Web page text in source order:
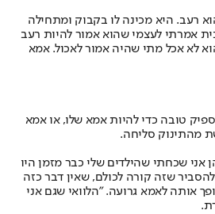
רעב. היא מכינה לו בקבוק ומתחילה
אמרתי לעצמי שהוא אמור להיות רעב
לא אכל מתי שהיה אמור לאכול. אמא
טובה כדי להיות אמא שלו, או אמא
מהתינוק סליחה.
שכחתי שהילדים שלי כבר מזמן היו
שזה קורה לכולם, שאין דבר כזה
אותה לאמא גרועה. "הלוואי שגם אני